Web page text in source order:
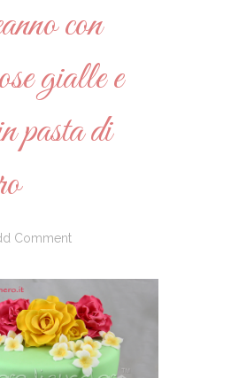
con
gialle e
pasta di
Comment